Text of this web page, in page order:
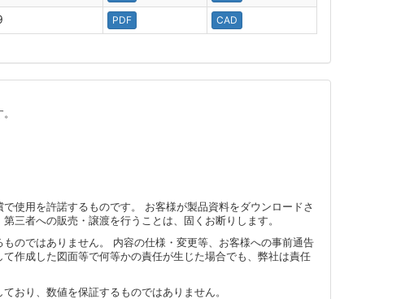
PDF CAD
使用を許諾するものです。 お客様が製品資料をダウンロードさ
三者への販売・譲渡を行うことは、固くお断りします。
のではありません。 内容の仕様・変更等、お客様への事前通告
作成した図面等で何等かの責任が生じた場合でも、弊社は責任
おり、数値を保証するものではありません。